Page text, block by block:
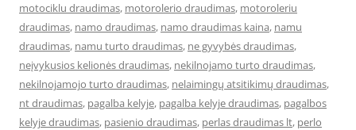
motociklu draudimas, motorolerio draudimas, motoroleriu
draudimas, namo draudimas, namo draudimas kaina, namu
draudimas, namu turto draudimas, ne gyvybės draudimas,
neįvykusios kelionės draudimas, nekilnojamo turto draudimas,
nekilnojamojo turto draudimas, nelaimingų atsitikimų draudimas,
nt draudimas, pagalba kelyje, pagalba kelyje draudimas, pagalbos
kelyje draudimas, pasienio draudimas, perlas draudimas lt, perlo